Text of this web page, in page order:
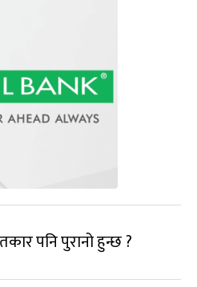
पनि पुरानो हुन्छ ?